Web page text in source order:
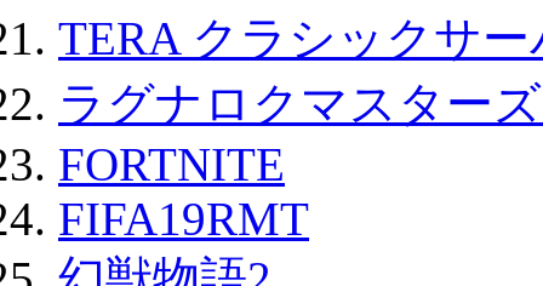
TERA クラシックサ
ラグナロクマスター
FORTNITE
FIFA19RMT